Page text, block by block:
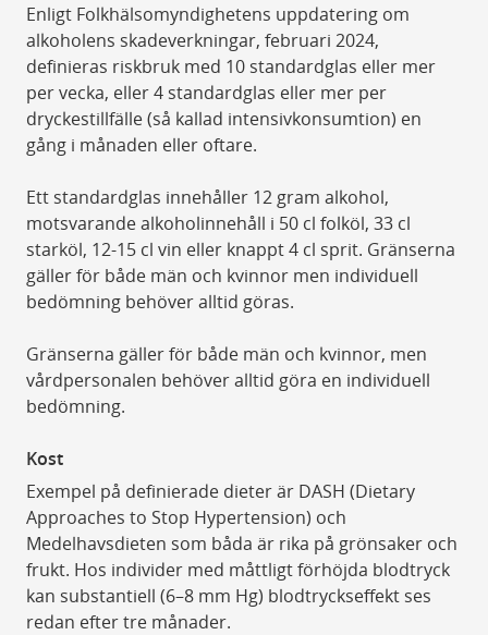
Enligt Folkhälsomyndighetens uppdatering om
alkoholens skadeverkningar, februari 2024,
definieras riskbruk med 10 standardglas eller mer
per vecka, eller 4 standardglas eller mer per
dryckestillfälle (så kallad intensivkonsumtion) en
gång i månaden eller oftare.
Ett standardglas innehåller 12 gram alkohol,
motsvarande alkoholinnehåll i 50 cl folköl, 33 cl
starköl, 12-15 cl vin eller knappt 4 cl sprit. Gränserna
gäller för både män och kvinnor men individuell
bedömning behöver alltid göras.
Gränserna gäller för både män och kvinnor, men
vårdpersonalen behöver alltid göra en individuell
bedömning.
Kost
Exempel på definierade dieter är DASH (Dietary
Approaches to Stop Hypertension) och
Medelhavsdieten som båda är rika på grönsaker och
frukt. Hos individer med måttligt förhöjda blodtryck
kan substantiell (6–8 mm Hg) blodtryckseffekt ses
redan efter tre månader.